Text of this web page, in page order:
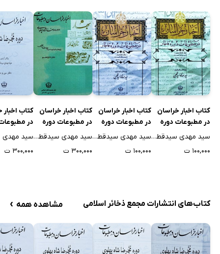
حمل و نقل مسافر و بار
حوائج عامه
از طبس می‌نویسند
از طبس می‌نویسند
از لطف‌آباد می‌نویسند
بعد از گدائی!!
از فاروج می‌نویسند
ادای وظیفه یا تعمیر خانه خدا
از جغتای می‌نویسند
تقلب
تخفیف مرض آبله
کشف قاچاق
کتاب اخبار خراسان
در مطبوعات دوره
قاجار - جلد شانزدهمسید مهدی سیدقطبی
۱۰۰,۰۰۰ ت
کتاب اخبار خراسان
در مطبوعات دوره
قاجار - جلد هفدهمسید مهدی سیدقطبی
۱۰۰,۰۰۰ ت
کتاب اخبار خراسان
در مطبوعات دوره
رضا شاه پهلوی -
سید مهدی سیدقطبی
۳۰۰,۰۰۰ ت
کتاب
در
محمدرضا
دوم
۳۰۰,۰۰۰ ت
کتاب‌های انتشارات مجمع ذخائر اسلامی مشاهده همه ›